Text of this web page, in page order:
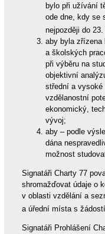
bylo při užívání
ode dne, kdy se
nejpozději do
aby byla zřízena
a školských
při výběru na
objektivní
střední a vysoké
vzdělanostní
ekonomický,
vývoj;
aby – podle
dána
možnost
Signatáři Charty 77
shromažďovat údaje o
v oblasti vzdělání a
a úřední místa s
Signatáři Prohlášení